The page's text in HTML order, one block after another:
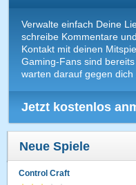
Verwalte einfach Deine
schreibe Kommentare
Kontakt mit deinen
Gaming-Fans sind
warten darauf gegen dich
Jetzt kostenlos
Neue Spiele
Control Craft